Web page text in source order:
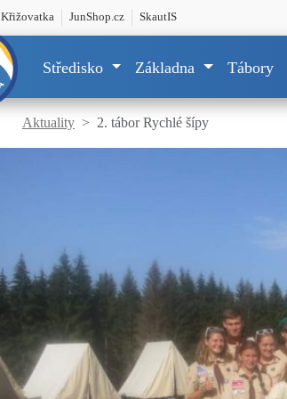
Křižovatka JunShop.cz SkautIS
Středisko Základna Tábory
Aktuality 2. tábor Rychlé šípy